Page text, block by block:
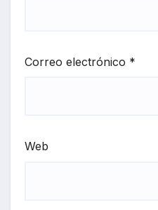
Correo electrónico *
Web